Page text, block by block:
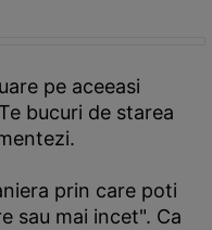
pe aceeasi
bucuri de starea
prin care poti
sau mai incet". Ca